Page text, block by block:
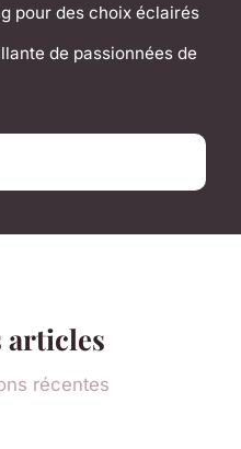
pour des choix éclairés
de passionnées de
articles
récentes